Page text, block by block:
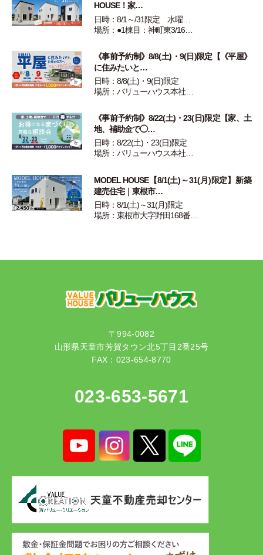
HOUSE！家…
日時：8/1～/31限定 水曜…
場所：●1棟目：神町東3/16…
《事前予約制》8/8(土)・9(日)限定【《平屋》
に住みたいと…
日時：8/8(土)・9(日)限定
場所：バリューハウス本社…
《事前予約制》8/22(土)・23(日)限定【家、土
地、補助金で◯…
日時：8/22(土)・23(日)限定
場所：バリューハウス本社…
MODEL HOUSE【8/1(土)～31(月)限定】新築
建売住宅｜東根市…
日時：8/1(土)～31(月)限定
場所：東根市大字野田168番…
〒994-0082
山形県天童市芳賀タウン北5丁目2番25号
FAX：023-654-8770
023-653-5671